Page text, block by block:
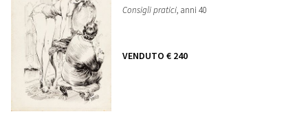
Consigli pratici, anni 40
VENDUTO € 240